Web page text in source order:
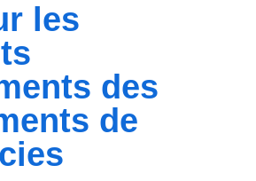
les
des
de